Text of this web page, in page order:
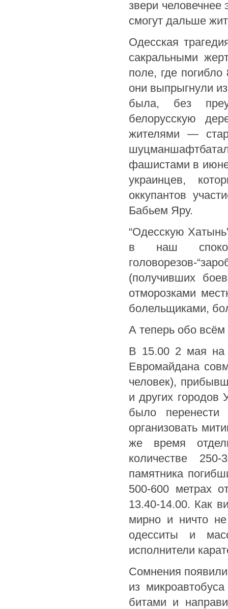
звери человечнее
смогут дальше
Одесская
сакральными
поле, где
они выпрыгнули
была, без
белорусскую
жителями —
фашистами в июне
украинцев,
оккупантов
Бабьем Яру.
“Одесскую
в наш
головорезов-
(получивших
отморозками
болельщиками,
А теперь обо всём
В 15.00 2 мая на
Евромайдана
человек),
и других городов
было
организовать
же время
количестве
памятника
500-600 метрах
13.40-14.00. Как
мирно и ничто
одесситы и
исполнители
Сомнения
из
битами и